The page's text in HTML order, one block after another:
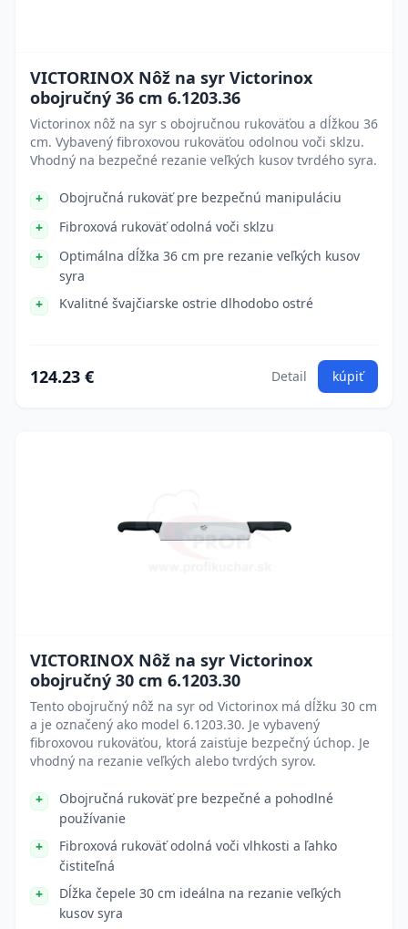
VICTORINOX Nôž na syr Victorinox
obojručný 36 cm 6.1203.36
Victorinox nôž na syr s obojručnou rukoväťou a dĺžkou 36
cm. Vybavený fibroxovou rukoväťou odolnou voči sklzu.
Vhodný na bezpečné rezanie veľkých kusov tvrdého syra.
Obojručná rukoväť pre bezpečnú manipuláciu
Fibroxová rukoväť odolná voči sklzu
Optimálna dĺžka 36 cm pre rezanie veľkých kusov
syra
Kvalitné švajčiarske ostrie dlhodobo ostré
124.23 € Detail kúpiť
VICTORINOX Nôž na syr Victorinox
obojručný 30 cm 6.1203.30
Tento obojručný nôž na syr od Victorinox má dĺžku 30 cm
a je označený ako model 6.1203.30. Je vybavený
fibroxovou rukoväťou, ktorá zaisťuje bezpečný úchop. Je
vhodný na rezanie veľkých alebo tvrdých syrov.
Obojručná rukoväť pre bezpečné a pohodlné
používanie
Fibroxová rukoväť odolná voči vlhkosti a ľahko
čistiteľná
Dĺžka čepele 30 cm ideálna na rezanie veľkých
kusov syra